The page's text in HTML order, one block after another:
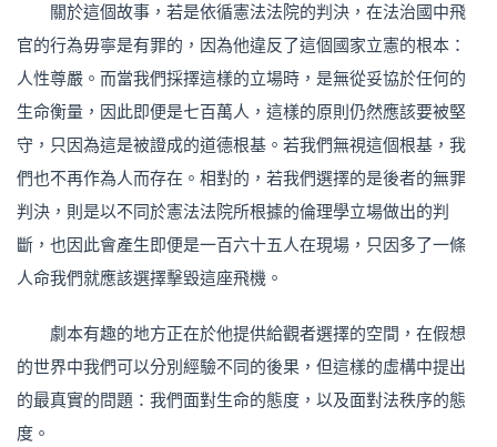
關於這個故事，若是依循憲法法院的判決，在法治國中飛
官的行為毋寧是有罪的，因為他違反了這個國家立憲的根本：
人性尊嚴。而當我們採擇這樣的立場時，是無從妥協於任何的
生命衡量，因此即便是七百萬人，這樣的原則仍然應該要被堅
守，只因為這是被證成的道德根基。若我們無視這個根基，我
們也不再作為人而存在。相對的，若我們選擇的是後者的無罪
判決，則是以不同於憲法法院所根據的倫理學立場做出的判
斷，也因此會產生即便是一百六十五人在現場，只因多了一條
人命我們就應該選擇擊毀這座飛機。
劇本有趣的地方正在於他提供給觀者選擇的空間，在假想
的世界中我們可以分別經驗不同的後果，但這樣的虛構中提出
的最真實的問題：我們面對生命的態度，以及面對法秩序的態
度。